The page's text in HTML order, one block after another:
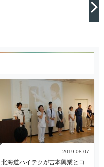
2019.08.07
北海道ハイテクが吉本興業とコ